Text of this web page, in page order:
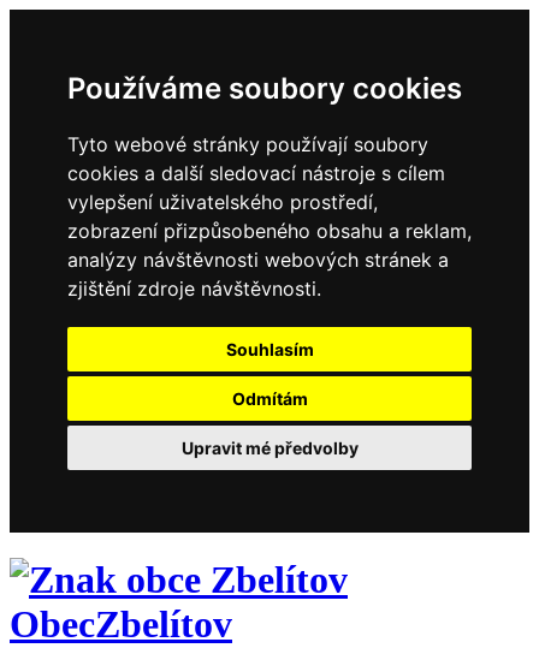
Používáme soubory cookies
Tyto webové stránky používají soubory
cookies a další sledovací nástroje s cílem
vylepšení uživatelského prostředí,
zobrazení přizpůsobeného obsahu a reklam,
analýzy návštěvnosti webových stránek a
zjištění zdroje návštěvnosti.
Souhlasím
Odmítám
Upravit mé předvolby
ObecZbelítov